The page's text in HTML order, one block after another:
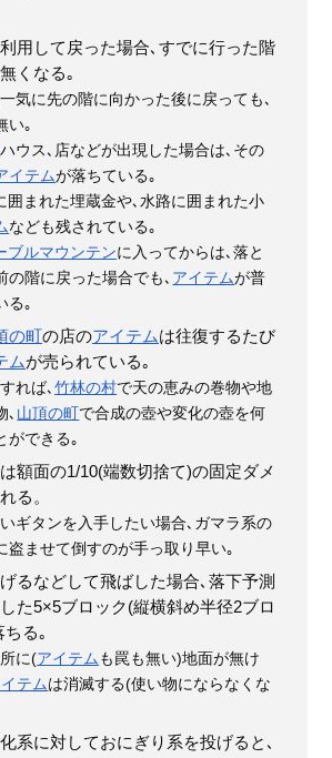
利用して戻った場合､すでに行った階
くなる｡
気に先の階に向かった後に戻っても､
い｡
ハウス､店などが出現した場合は､その
イテムが落ちている｡
囲まれた埋蔵金や､水路に囲まれた小
なども残されている｡
ブルマウンテンに入ってからは､落と
の階に戻った場合でも､ アイテムが普
る｡
の町の店のアイテムは往復するたび
ムが売られている｡
れば､竹林の村で天の恵みの巻物や地
､ 山頂の町で合成の壺や変化の壺を何
ができる｡
額面の1/10(端数切捨て)の固定ダメ
る。
ギタンを入手したい場合､ガマラ系の
盗ませて倒すのが手っ取り早い｡
るなどして飛ばした場合､落下予測
た5×5ブロック(縦横斜め半径2ブロ
ちる｡
に(アイテム も罠も無い)地面が無け
テムは消滅する(使い物にならなくな
系に対しておにぎり系を投げると､